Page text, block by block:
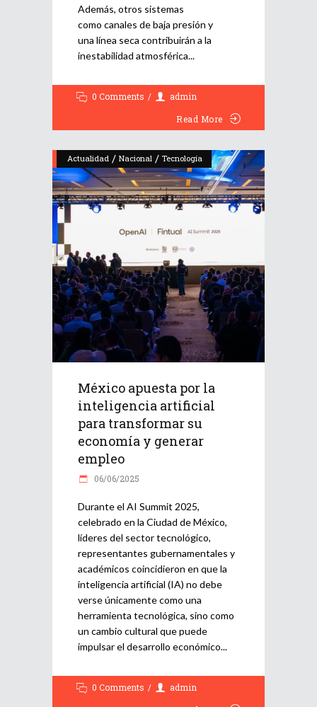
Además, otros sistemas
como canales de baja presión y
una línea seca contribuirán a la
inestabilidad atmosférica
0 Comments
admin
Read More
Actualidad / Nacional / Tecnología
México apuesta por la
inteligencia artificial
para transformar su
economía y generar
empleo
06/06/2025
Durante el AI Summit 2025,
celebrado en la Ciudad de México,
líderes del sector tecnológico,
representantes gubernamentales y
académicos coincidieron en que la
inteligencia artificial (IA) no debe
verse únicamente como una
herramienta tecnológica, sino como
un cambio cultural que puede
impulsar el desarrollo económico
0 Comments
admin